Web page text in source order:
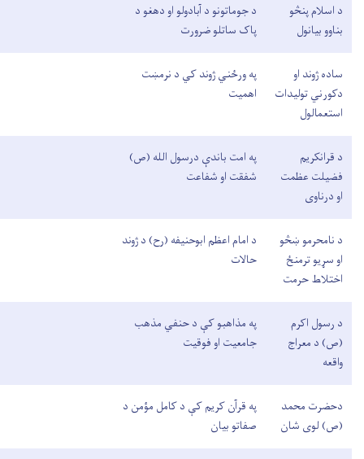
د اسلام پنڅو
بناوو بیانول
د جوماتونو د آبادولو او دهغو د
پاک ساتلو ضرورت
ساده ژوند او
دکورني تولیدات
استعمالول
په ورځني ژوند کي د نرمښت
اهمیت
د قرانکریم
فضیلت عظمت
او درناوی
په امت باندې درسول الله (ص)
شفقت او شفاعت
د نامحرمو ښڅو
او سړیو ترمنځ
اختلا‍ط حرمت
د امام اعظم ابوحنیفه (رح) د ژوند
حالات
د رسول اکرم
(ص) د معراج
واقعه
په مذاهبو کې د حنفي مذهب
جامعیت او فوقیت
دحضرت محمد
(ص) لوی شان
په قرآن کریم کې د کامل مؤمن د
صفاتو بیان